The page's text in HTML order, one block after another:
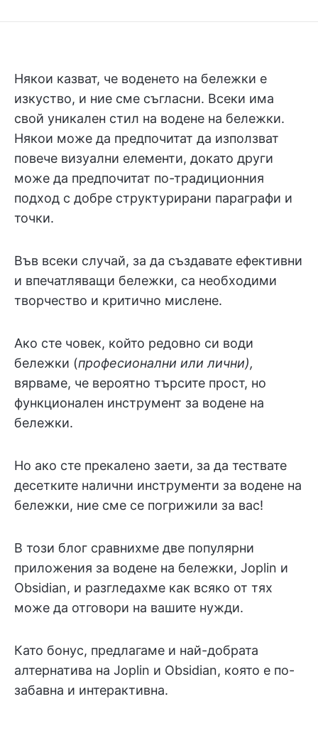
Някои казват, че воденето на бележки е
изкуство, и ние сме съгласни. Всеки има
свой уникален стил на водене на бележки.
Някои може да предпочитат да използват
повече визуални елементи, докато други
може да предпочитат по-традиционния
подход с добре структурирани параграфи и
точки.
Във всеки случай, за да създавате ефективни
и впечатляващи бележки, са необходими
творчество и критично мислене.
Ако сте човек, който редовно си води
бележки (професионални или лични),
вярваме, че вероятно търсите прост, но
функционален инструмент за водене на
бележки.
Но ако сте прекалено заети, за да тествате
десетките налични инструменти за водене на
бележки, ние сме се погрижили за вас!
В този блог сравнихме две популярни
приложения за водене на бележки, Joplin и
Obsidian, и разгледахме как всяко от тях
може да отговори на вашите нужди.
Като бонус, предлагаме и най-добрата
алтернатива на Joplin и Obsidian, която е по-
забавна и интерактивна.